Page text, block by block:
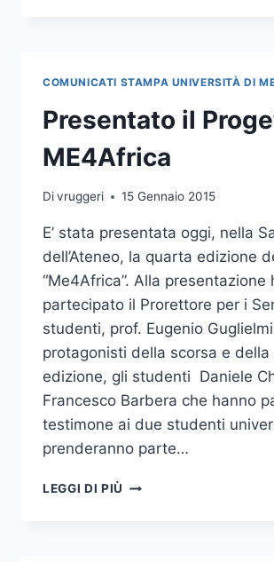
AL
PALANEBIOLO
COMUNICATI STAMPA UNIVERSITÀ DI
Presentato il
ME4Africa
Divruggeri 15 Gennaio 2015
E’ stata presentata oggi, nella
dell’Ateneo, la quarta edizione
“Me4Africa”. Alla presentazione
partecipato il Prorettore per i
studenti, prof. Eugenio
protagonisti della scorsa e della
edizione, gli studenti Daniele
Francesco Barbera che hanno
testimone ai due studenti
prenderanno parte…
LEGGI DI PIÙ PRESENTATO